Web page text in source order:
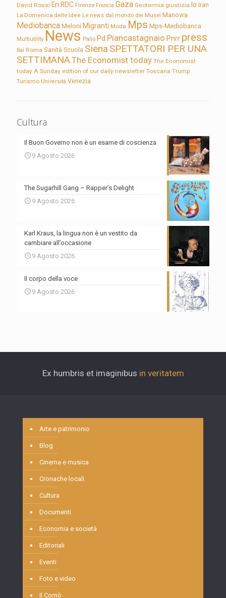
David Rossi En RDC Firenze Francia Gaza Geotermia giustizia Io Iran
La Domenica delle Idee Le news dal mondo dei Musei Manovra
Mediobanca Meloni Migranti Moda Mps Mps-Mediobanca
Multiutility News Palio Pd Piancastagnaio Pnrr press
Rai Roma Sanità Scuola Siena SPETTATORI PER UNA
SETTIMANAThe Economist today The Economist
today A Sunday edition of our daily newsletter Toscana Trump
Turismo Università Venezia
Cultura
Il Buon Governo non è un esame di coscienza
9 Agosto 2026
The Sugarhill Gang – Rapper’s Delight
9 Agosto 2026
Karl Kraus, la lingua non è un vestito da
cambiare all’occasione
9 Agosto 2026
Il corpo della voce
9 Agosto 2026
Ex humbris et imaginibus in veritatem
Arte e patrimonio
Blog
Cinema e musica
Cronache locali
Cultura
Documenti
Economia e società
Editoriali
Eventi
Foto e video
Il Comò